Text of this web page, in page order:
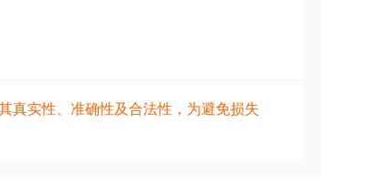
真实性、准确性及合法性，为避免损失